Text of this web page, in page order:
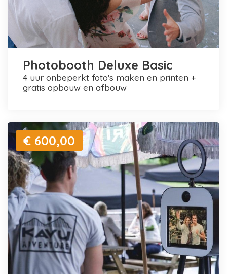
Photobooth Deluxe Basic
4 uur onbeperkt foto's maken en printen +
gratis opbouw en afbouw
€ 600,00